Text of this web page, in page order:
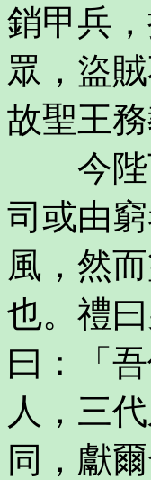
銷甲兵
眾，盜
故聖王
今陛下
司或由
風，然
也。禮
曰：「
人，三
同，獻